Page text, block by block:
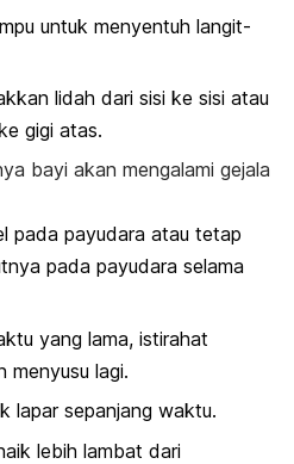
untuk menyentuh langit-
lidah dari sisi ke sisi atau
gigi atas.
bayi akan mengalami gejala
pada payudara atau tetap
pada payudara selama
yang lama, istirahat
menyusu lagi.
lapar sepanjang waktu.
lebih lambat dari